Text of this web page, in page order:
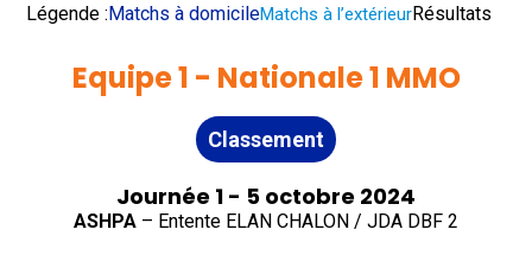
Légende :Matchs à domicileMatchs à l’extérieurRésultats
Equipe 1 - Nationale 1 MMO
Classement
Journée 1 - 5 octobre 2024
ASHPA – Entente ELAN CHALON / JDA DBF 2